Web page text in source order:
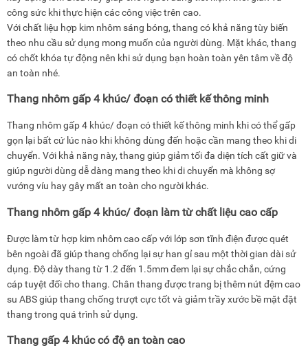
công sức khi thực hiện các công việc trên cao.
Với chất liệu hợp kim nhôm sáng bóng, thang có khả năng tùy biến
theo nhu cầu sử dụng mong muốn của người dùng. Mặt khác, thang
có chốt khóa tự động nên khi sử dụng bạn hoàn toàn yên tâm về độ
an toàn nhé.
Thang nhôm gấp 4 khúc/ đoạn có thiết kế thông minh
Thang nhôm gấp 4 khúc/ đoạn có thiết kế thông minh khi có thể gấp
gọn lại bất cứ lúc nào khi không dùng đến hoặc cần mang theo khi di
chuyển. Với khả năng này, thang giúp giảm tối đa diện tích cất giữ và
giúp người dùng dễ dàng mang theo khi di chuyển mà không sợ
vướng víu hay gây mất an toàn cho người khác.
Thang nhôm gấp 4 khúc/ đoạn làm từ chất liệu cao cấp
Được làm từ hợp kim nhôm cao cấp với lớp sơn tĩnh điện được quét
bên ngoài đã giúp thang chống lại sự han gỉ sau một thời gian dài sử
dụng. Độ dày thang từ 1.2 đến 1.5mm đem lại sự chắc chắn, cứng
cáp tuyệt đối cho thang. Chân thang được trang bị thêm nút đệm cao
su ABS giúp thang chống trượt cực tốt và giảm trầy xước bề mặt đặt
thang trong quá trình sử dụng.
Thang gấp 4 khúc có độ an toàn cao